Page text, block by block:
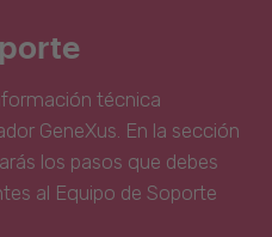
técnica
GeneXus. En la sección
los pasos que debes
al Equipo de Soporte